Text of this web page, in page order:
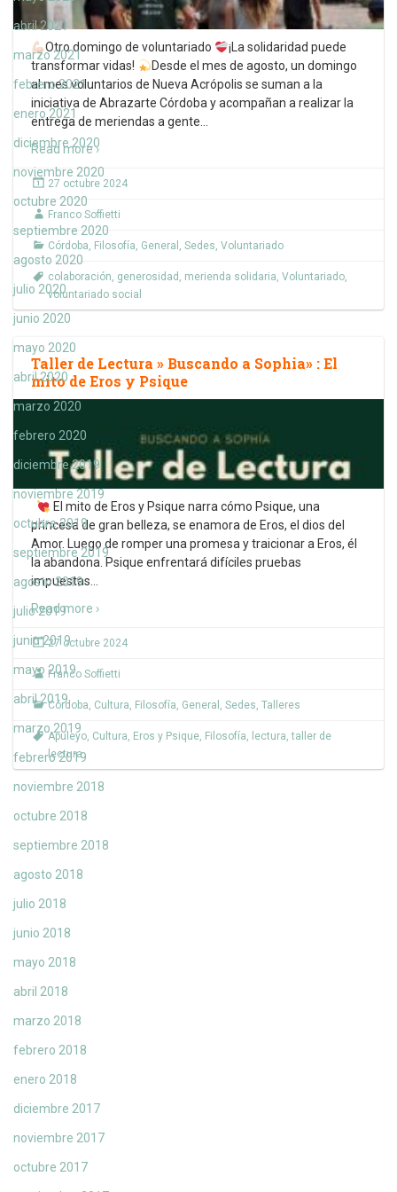
abril 2021
marzo 2021
febrero 2021
enero 2021
diciembre 2020
noviembre 2020
octubre 2020
septiembre 2020
agosto 2020
julio 2020
junio 2020
mayo 2020
abril 2020
marzo 2020
febrero 2020
diciembre 2019
noviembre 2019
octubre 2019
septiembre 2019
agosto 2019
julio 2019
junio 2019
mayo 2019
abril 2019
marzo 2019
febrero 2019
noviembre 2018
octubre 2018
septiembre 2018
agosto 2018
julio 2018
junio 2018
mayo 2018
abril 2018
marzo 2018
febrero 2018
enero 2018
diciembre 2017
noviembre 2017
octubre 2017
Otro domingo de voluntariado
¡La solidaridad puede
transformar vidas!
Desde el mes de agosto, un domingo
al mes voluntarios de Nueva Acrópolis se suman a la
iniciativa de Abrazarte Córdoba y acompañan a realizar la
entrega de meriendas a gente…
Read more ›
27 octubre 2024
Franco Soffietti
Córdoba, Filosofía, General , Sedes, Voluntariado
colaboración, generosidad , merienda solidaria, Voluntariado,
voluntariado social
Taller de Lectura » Buscando a Sophia» : El
mito de Eros y Psique
El mito de Eros y Psique narra cómo Psique, una
princesa de gran belleza, se enamora de Eros, el dios del
Amor. Luego de romper una promesa y traicionar a Eros, él
la abandona. Psique enfrentará difíciles pruebas
impuestas…
Read more ›
27 octubre 2024
Franco Soffietti
Córdoba, Cultura, Filosofía, General , Sedes, Talleres
Apuleyo, Cultura, Eros y Psique, Filosofía, lectura,taller de
lectura